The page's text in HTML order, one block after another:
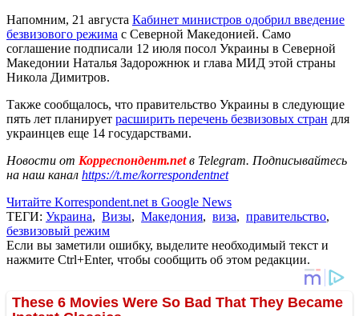
Напомним, 21 августа Кабинет министров одобрил введение
безвизового режима с Северной Македонией. Само
соглашение подписали 12 июля посол Украины в Северной
Македонии Наталья Задорожнюк и глава МИД этой страны
Никола Димитров.
Также сообщалось, что правительство Украины в следующие
пять лет планирует расширить перечень безвизовых стран для
украинцев еще 14 государствами.
Новости от Корреспондент.netв Telegram. Подписывайтесь
на наш канал https://t.me/korrespondentnet
Читайте Korrespondent.net в Google News
ТЕГИ: Украина, Визы, Македония, виза, правительство,
безвизовый режим
Если вы заметили ошибку, выделите необходимый текст и
нажмите Ctrl+Enter, чтобы сообщить об этом редакции.